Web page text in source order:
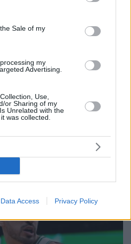
and its third-party tags to
purposes in below Google
Sale of my
my
Advertising.
Use,
or Sharing of my
Unrelated with the
was collected.
Data Access Privacy Policy
Τουρίστας στην
να ασελγήσει σε ανήλικη, τι
επιχείρησης